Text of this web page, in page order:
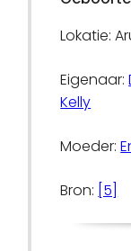
Lokatie:
Eigenaar:
Kelly
Moeder:
Bron: [5]